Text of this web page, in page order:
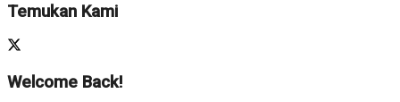
Temukan Kami
Welcome Back!